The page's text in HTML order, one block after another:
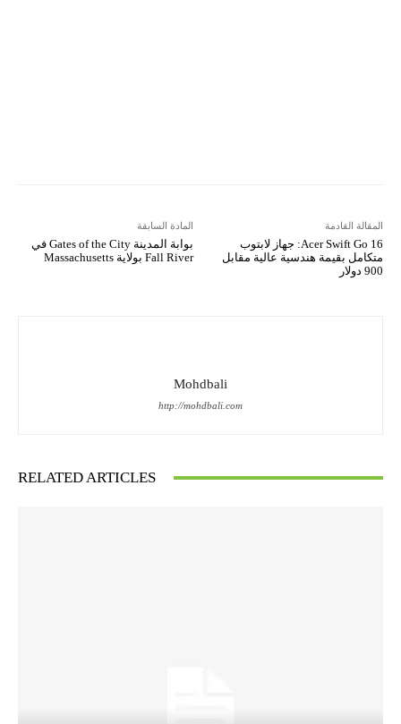
المادة السابقة
بوابة المدينة Gates of the City في
Fall River بولاية Massachusetts
المقالة القادمة
Acer Swift Go 16: جهاز لابتوب
متكامل بقيمة هندسية عالية مقابل
900 دولار
Mohdbali
http://mohdbali.com
RELATED ARTICLES